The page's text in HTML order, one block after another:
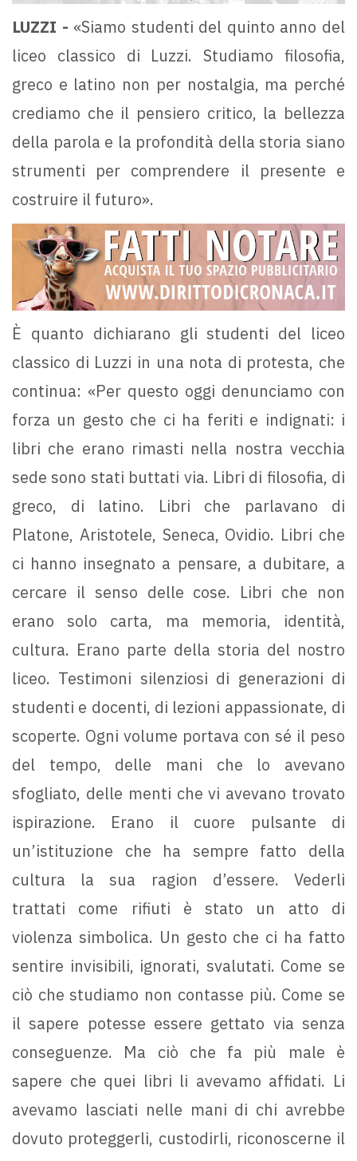
LUZZI - «Siamo studenti del quinto anno del
liceo classico di Luzzi. Studiamo filosofia,
greco e latino non per nostalgia, ma perché
crediamo che il pensiero critico, la bellezza
della parola e la profondità della storia siano
strumenti per comprendere il presente e
costruire il futuro».
È quanto dichiarano gli studenti del liceo
classico di Luzzi in una nota di protesta, che
continua: «Per questo oggi denunciamo con
forza un gesto che ci ha feriti e indignati: i
libri che erano rimasti nella nostra vecchia
sede sono stati buttati via. Libri di filosofia, di
greco, di latino. Libri che parlavano di
Platone, Aristotele, Seneca, Ovidio. Libri che
ci hanno insegnato a pensare, a dubitare, a
cercare il senso delle cose. Libri che non
erano solo carta, ma memoria, identità,
cultura. Erano parte della storia del nostro
liceo. Testimoni silenziosi di generazioni di
studenti e docenti, di lezioni appassionate, di
scoperte. Ogni volume portava con sé il peso
del tempo, delle mani che lo avevano
sfogliato, delle menti che vi avevano trovato
ispirazione. Erano il cuore pulsante di
un’istituzione che ha sempre fatto della
cultura la sua ragion d’essere. Vederli
trattati come rifiuti è stato un atto di
violenza simbolica. Un gesto che ci ha fatto
sentire invisibili, ignorati, svalutati. Come se
ciò che studiamo non contasse più. Come se
il sapere potesse essere gettato via senza
conseguenze. Ma ciò che fa più male è
sapere che quei libri li avevamo affidati. Li
avevamo lasciati nelle mani di chi avrebbe
dovuto proteggerli, custodirli, riconoscerne il